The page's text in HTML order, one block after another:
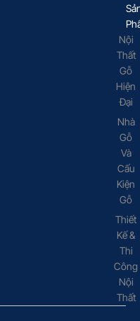
Nội
Thất
Gỗ
Hiện
Đại
Nhà
Gỗ
Và
Cấu
Kiện
Gỗ
Thiết
Kế &
Thi
Công
Nội
Thất